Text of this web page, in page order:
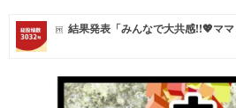
お仕事
住まい
結果発表「みんなで大共感!!💖マ